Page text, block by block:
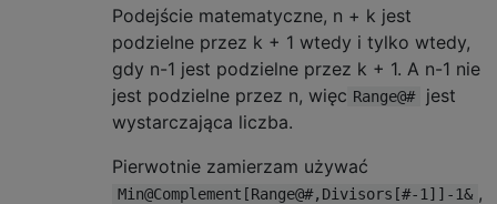
Podejście matematyczne, n + k jest
podzielne przez k + 1 wtedy i tylko wtedy,
gdy n-1 jest podzielne przez k + 1. A n-1 nie
jest podzielne przez n, więc Range@#
jest
wystarczająca liczba.
Pierwotnie zamierzam używać
Min@Complement[Range@#,Divisors[#-1]]-1& ,